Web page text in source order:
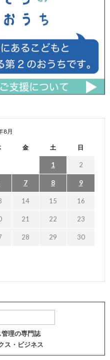
8月
金 土 日
1 2
7 8 9
14 15 16
21 22 23
28 29 30
理の専門誌
ス・ビジネス